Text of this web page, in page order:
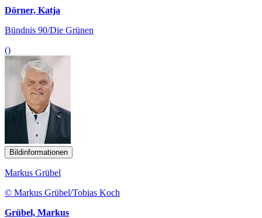
Dörner, Katja
Bündnis 90/Die Grünen
()
Bildinformationen
Markus Grübel
© Markus Grübel/Tobias Koch
Grübel, Markus